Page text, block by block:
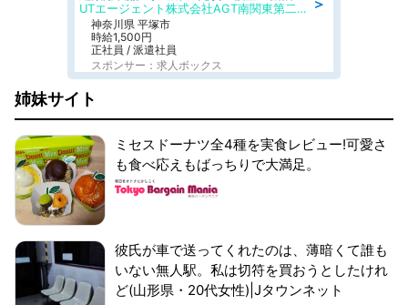
UTエージェント株式会社AGT南関東第二CU
神奈川県 平塚市
時給1,500円
正社員 / 派遣社員
スポンサー：求人ボックス
姉妹サイト
ミセスドーナツ全4種を実食レビュー!可愛さ
も食べ応えもばっちりで大満足。
彼氏が車で送ってくれたのは、薄暗くて誰も
いない無人駅。私は切符を買おうとしたけれ
ど(山形県・20代女性)|Jタウンネット